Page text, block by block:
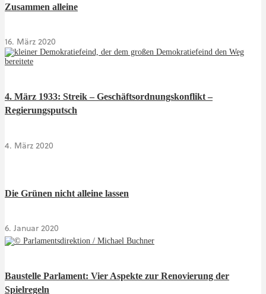
Zusammen alleine
16. März 2020
4. März 1933: Streik – Geschäftsordnungskonflikt –
Regierungsputsch
4. März 2020
Die Grünen nicht alleine lassen
6. Januar 2020
Baustelle Parlament: Vier Aspekte zur Renovierung der
Spielregeln